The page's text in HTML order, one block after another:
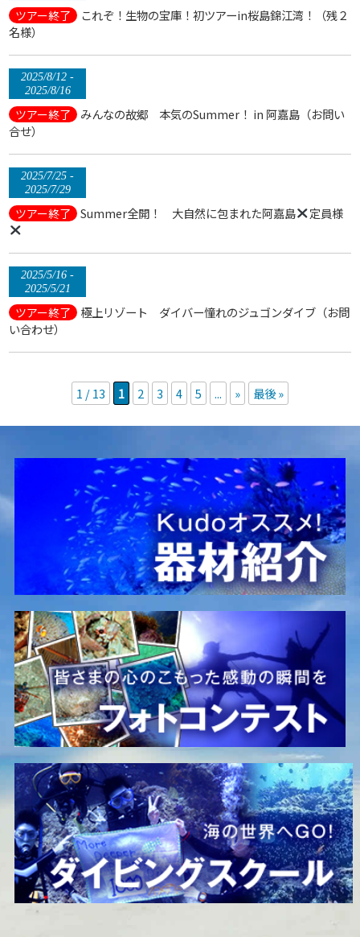
ツアー終了
これぞ！生物の宝庫！初ツアーin桜島錦江湾！（残２
名様）
2025/8/12 -
2025/8/16
ツアー終了
みんなの故郷 本気のSummer！ in 阿嘉島（お問い
合せ）
2025/7/25 -
2025/7/29
ツアー終了 Summer全開！ 大自然に包まれた阿嘉島 定員様
2025/5/16 -
2025/5/21
ツアー終了
極上リゾート ダイバー憧れのジュゴンダイブ（お問
い合わせ）
1 / 13 1 2 3 4 5 ... » 最後 »